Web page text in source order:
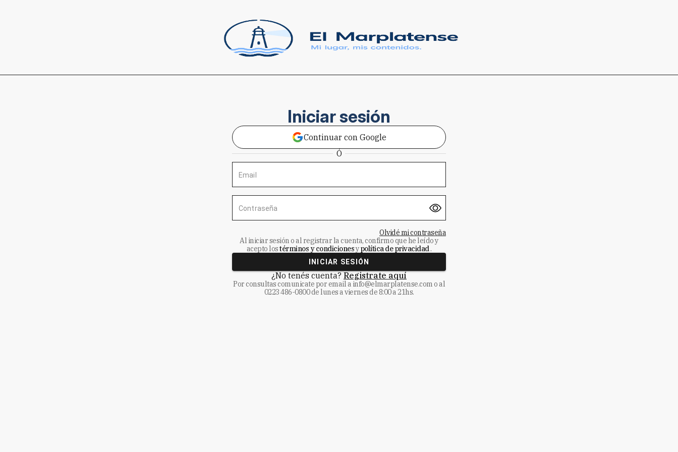
Iniciar sesión
Continuar con Google
Ó
Email
Contraseña
Olvidé mi contraseña
Al iniciar sesión o al registrar la cuenta, confirmo que he leído y
acepto lostérminos y condicionesypolítica de privacidad.
INICIAR SESIÓN
¿No tenés cuenta? Registrate aquí
Por consultas comunicate por email a info@elmarplatense.como al
0223 486-0800de lunes a viernes de 8:00 a 21hs.